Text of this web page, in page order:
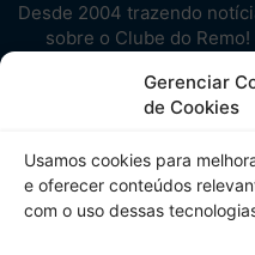
Gerenciar
de Cookies
Usamos cookies para
e oferecer conteúdos
com o uso dessas
Desde 2004 trazendo
sobre o Clube do
Aproveite!